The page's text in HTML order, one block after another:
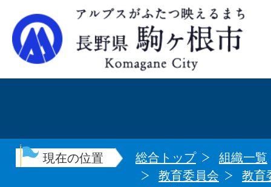
現在の位置 総合トップ
組織一覧
教育委員会
教育